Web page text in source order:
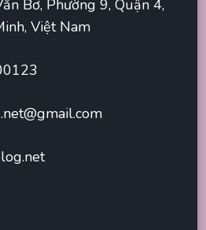
Bơ, Phường 9, Quận 4,
Việt Nam